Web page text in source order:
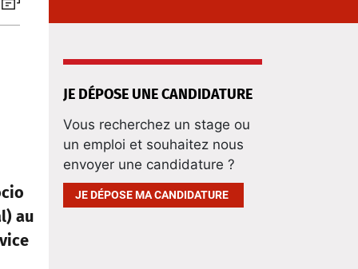
au
JE DÉPOSE UNE CANDIDATURE
Vous recherchez un stage ou
un emploi et souhaitez nous
envoyer une candidature ?
JE DÉPOSE MA CANDIDATURE